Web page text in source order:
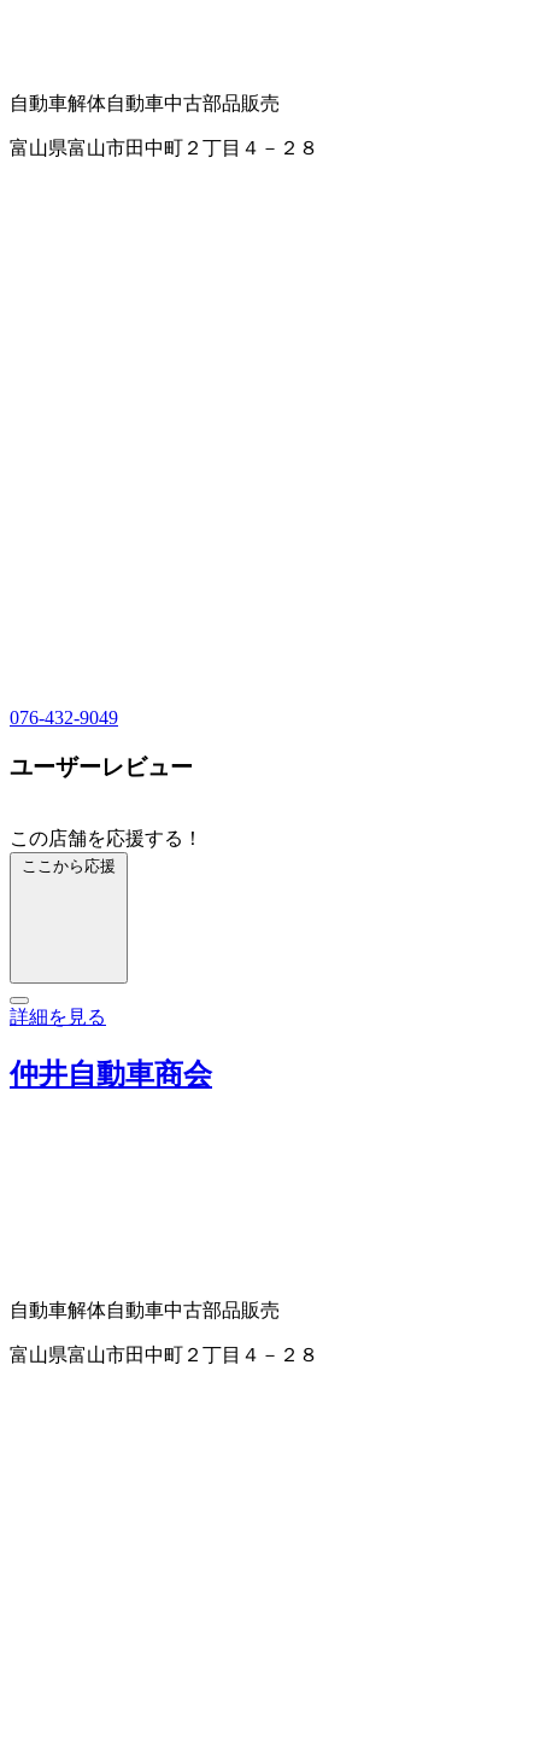
自動車解体自動車中古部品販売
富山県富山市田中町２丁目４－２８
076-432-9049
ユーザーレビュー
この店舗を応援する！
ここから応援
詳細を見る
仲井自動車商会
自動車解体自動車中古部品販売
富山県富山市田中町２丁目４－２８